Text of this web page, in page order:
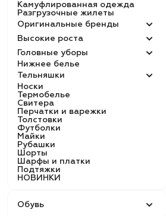
Камуфлированная одежда
Разгрузочные жилеты
Оригинальные бренды
Высокие роста
Головные уборы
Нижнее белье
Тельняшки
Носки
Термобелье
Свитера
Перчатки и варежки
Толстовки
Футболки
Майки
Рубашки
Шорты
Шарфы и платки
Подтяжки
НОВИНКИ
Обувь